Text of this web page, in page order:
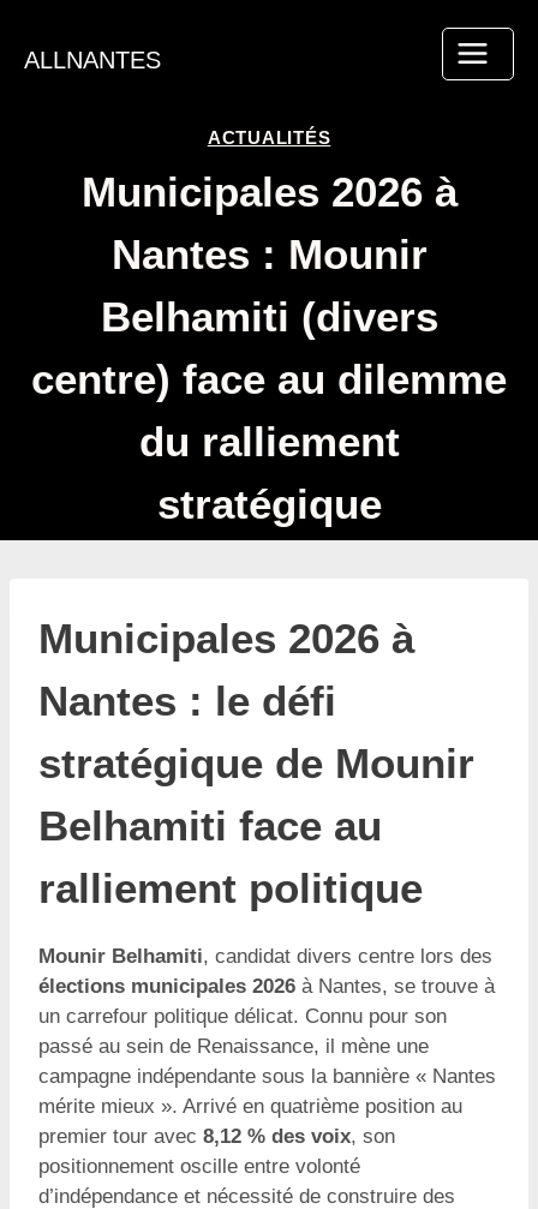
contenu
ALLNANTES
ACTUALITÉS
Municipales 2026 à
Nantes : Mounir
Belhamiti (divers
centre) face au dilemme
du ralliement
stratégique
Municipales 2026 à
Nantes : le défi
stratégique de Mounir
Belhamiti face au
ralliement politique
Mounir Belhamiti, candidat divers centre lors des
élections municipales 2026 à Nantes, se trouve à
un carrefour politique délicat. Connu pour son
passé au sein de Renaissance, il mène une
campagne indépendante sous la bannière « Nantes
mérite mieux ». Arrivé en quatrième position au
premier tour avec 8,12 % des voix, son
positionnement oscille entre volonté
d’indépendance et nécessité de construire des